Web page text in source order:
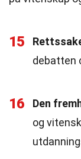
15
debatten
16 Den
og